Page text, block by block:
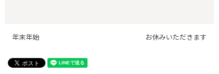
年末年始 お休みいただきます